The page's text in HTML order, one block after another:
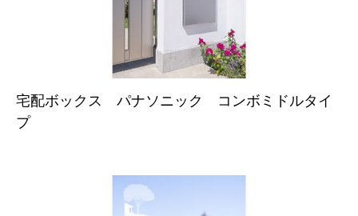
宅配ボックス パナソニック コンボミドルタイ
プ